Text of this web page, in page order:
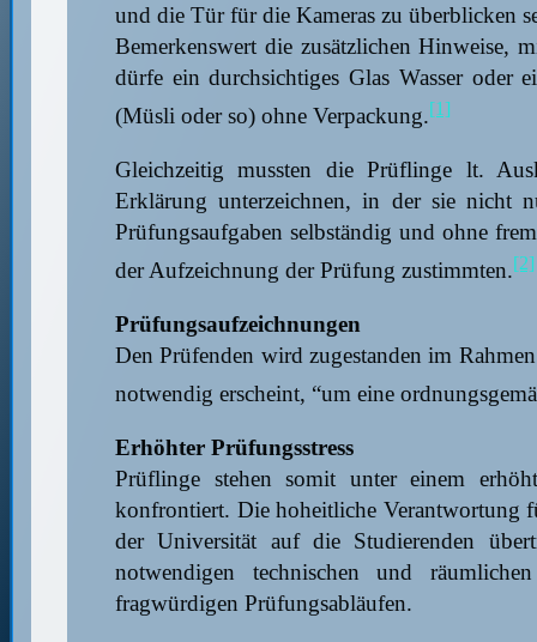
und die Tür für die Kameras zu überblicken
Bemerkenswert die zusätzlichen Hinweise,
dürfe ein durchsichtiges Glas Wasser oder
(Müsli oder so) ohne Verpackung.[1]
Gleichzeitig mussten die Prüflinge lt.
Erklärung unterzeichnen, in der sie nicht
Prüfungsaufgaben selbständig und ohne
der Aufzeichnung der Prüfung zustimmten.[2]
Prüfungsaufzeichnungen
Den Prüfenden wird zugestanden im
notwendig erscheint, “um eine
Erhöhter Prüfungsstress
Prüflinge stehen somit unter einem
konfrontiert. Die hoheitliche Verantwortung
der Universität auf die Studierenden
notwendigen technischen und
fragwürdigen Prüfungsabläufen.